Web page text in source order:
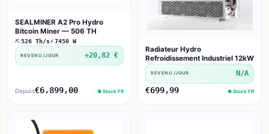
SEALMINER A2 Pro Hydro
Bitcoin Miner — 506 TH
⛏526 Th/s⚡7450 W
REVENU /JOUR +20,82 €
Depuis€6.899,00 ● Stock FR
Radiateur Hydro
Refroidissement Industriel 12kW
REVENU /JOUR N/A
€699,99 ● Stock FR